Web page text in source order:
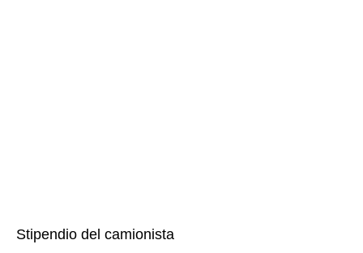
Stipendio del camionista